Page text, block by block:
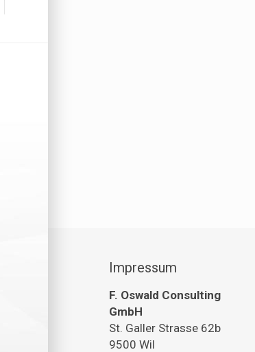
Impressum
F. Oswald Consulting
GmbH
St. Galler Strasse 62b
9500 Wil